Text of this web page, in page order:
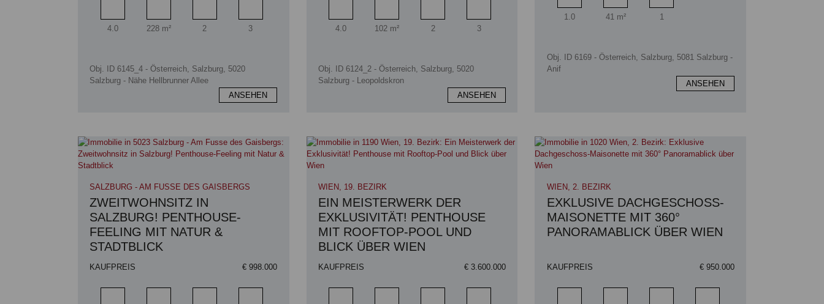
Zimmer
4.0
Wohnfläche
228 m²
Badezimmer
2
Schlafzimmer
3
Obj. ID 6145_4 - Österreich, Salzburg, 5020
Salzburg - Nähe Hellbrunner Allee
ANSEHEN
Zimmer
4.0
Wohnfläche
102 m²
Badezimmer
2
Schlafzimmer
3
Obj. ID 6124_2 - Österreich, Salzburg, 5020
Salzburg - Leopoldskron
ANSEHEN
Zimmer
1.0
Wohnfläche
41 m²
Badezimmer
1
Obj. ID 6169 - Österreich, Salzburg, 5081 Salzburg -
Anif
ANSEHEN
SALZBURG - AM FUSSE DES GAISBERGS
ZWEITWOHNSITZ IN
SALZBURG! PENTHOUSE-
FEELING MIT NATUR &
STADTBLICK
KAUFPREIS € 998.000
WIEN, 19. BEZIRK
EIN MEISTERWERK DER
EXKLUSIVITÄT! PENTHOUSE
MIT ROOFTOP-POOL UND
BLICK ÜBER WIEN
KAUFPREIS € 3.600.000
WIEN, 2. BEZIRK
EXKLUSIVE DACHGESCHOSS-
MAISONETTE MIT 360°
PANORAMABLICK ÜBER WIEN
KAUFPREIS € 950.000